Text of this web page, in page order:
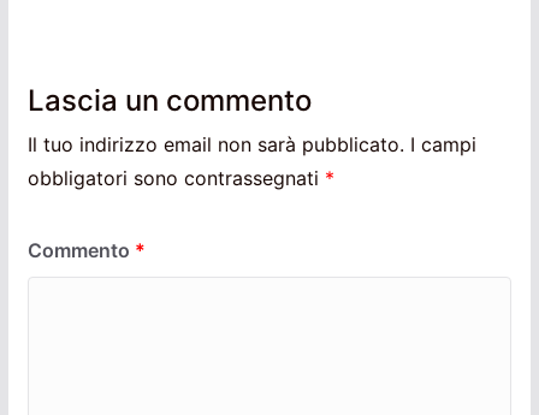
Lascia un commento
Il tuo indirizzo email non sarà pubblicato. I campi
obbligatori sono contrassegnati *
Commento *